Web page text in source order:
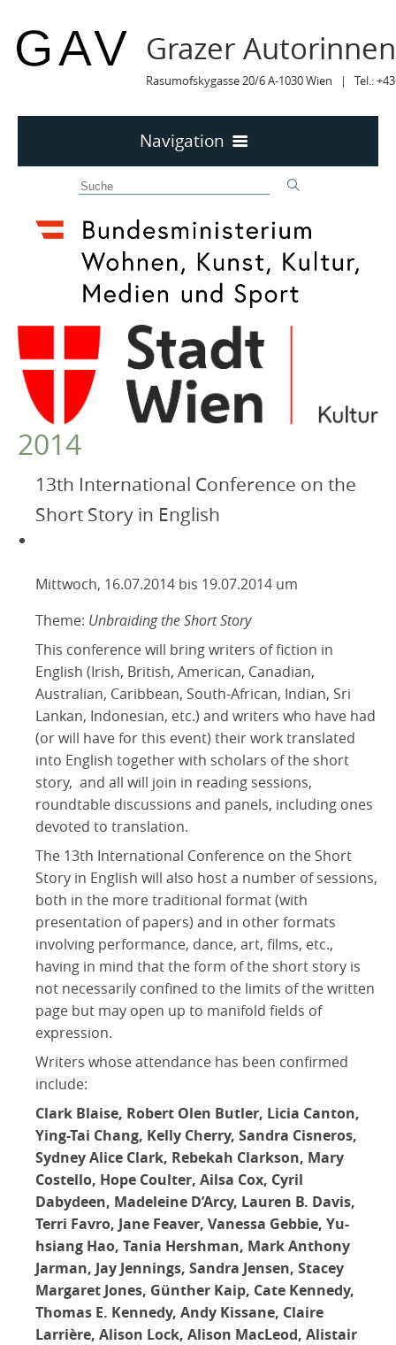
Grazer
Rasumofskygasse 20/6 A-1030 Wien | Tel.:
Navigation
MITTEILUNGEN
MITTEILUNGEN Archiv
TERMINE
TERMINE sortiert
LYRIK IM MÄRZ
MITGLIEDER
VEREIN
TERMINARCHIV
2025
2023
2022
2021
2020
2019
2018
2017
2015
2014
2013
2012
2011
2010
2009
IN MEMORIAM
2014
13th International Conference on the
Short Story in English
Mittwoch, 16.07.2014 bis 19.07.2014 um
Theme: Unbraiding the Short Story
This conference will bring writers of fiction in
English (Irish, British, American, Canadian,
Australian, Caribbean, South-African, Indian, Sri
Lankan, Indonesian, etc.) and writers who have had
(or will have for this event) their work translated
into English together with scholars of the short
story, and all will join in reading sessions,
roundtable discussions and panels, including ones
devoted to translation.
The 13th International Conference on the Short
Story in English will also host a number of sessions,
both in the more traditional format (with
presentation of papers) and in other formats
involving performance, dance, art, films, etc.,
having in mind that the form of the short story is
not necessarily confined to the limits of the written
page but may open up to manifold fields of
expression.
Writers whose attendance has been confirmed
include:
Clark Blaise, Robert Olen Butler, Licia Canton,
Ying-Tai Chang, Kelly Cherry, Sandra Cisneros,
Sydney Alice Clark, Rebekah Clarkson, Mary
Costello, Hope Coulter, Ailsa Cox, Cyril
Dabydeen, Madeleine D’Arcy, Lauren B. Davis,
Terri Favro, Jane Feaver, Vanessa Gebbie, Yu-
hsiang Hao, Tania Hershman, Mark Anthony
Jarman, Jay Jennings, Sandra Jensen, Stacey
Margaret Jones, Günther Kaip, Cate Kennedy,
Thomas E. Kennedy, Andy Kissane, Claire
Larrière, Alison Lock, Alison MacLeod, Alistair